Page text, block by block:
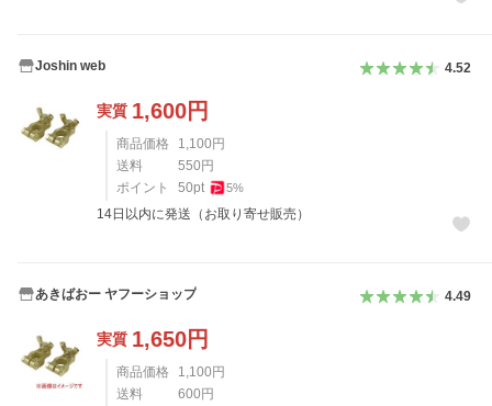
Joshin web 4.52
実質 1,600円
商品価格 1,100 円
送料
550 円
ポイント
50pt 5%
14日以内に発送（お取り寄せ販売）
あきばおー ヤフーショップ 4.49
実質 1,650円
商品価格 1,100 円
送料
600 円